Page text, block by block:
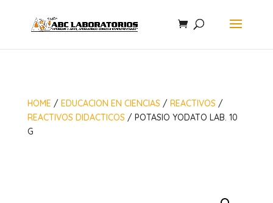
HOME / EDUCACION EN CIENCIAS/ REACTIVOS/
REACTIVOS DIDACTICOS/ POTASIO YODATO LAB. 10
G